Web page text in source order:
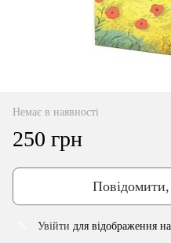
Немає в наявності
250 грн
Повідомити,
Увійти для відображення